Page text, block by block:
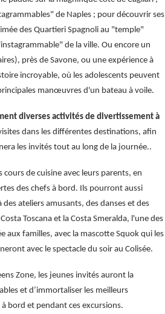
de Naples ; pour découvrir ses
des Quartieri Spagnoli au "temple"
de la ville. Ou encore un
près de Savone, ou une expérience à
incroyable, où les adolescents peuvent
manœuvres d'un bateau à voile.
diverses activités de divertissement à
dans les différentes destinations, afin
les invités tout au long de la journée..
de cuisine avec leurs parents, en
des chefs à bord. Ils pourront aussi
ateliers amusants, des danses et des
Toscana et la Costa Smeralda, l'une des
aux familles, avec la mascotte Squok qui les
avec le spectacle du soir au Colisée.
Zone, les jeunes invités auront la
et d’immortaliser les meilleurs
bord et pendant ces excursions.